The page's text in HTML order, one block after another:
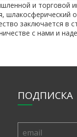
и торговой
шлакосферический
заключается в
с нами и
ПОДПИСКА